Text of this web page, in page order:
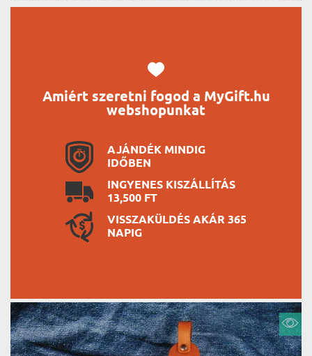
Amiért szeretni fogod a MyGift.hu
webshopunkat
AJÁNDÉK MINDIG
IDŐBEN
INGYENES KISZÁLLÍTÁS
13,500 FT
VISSZAKÜLDÉS AKÁR 365
NAPIG